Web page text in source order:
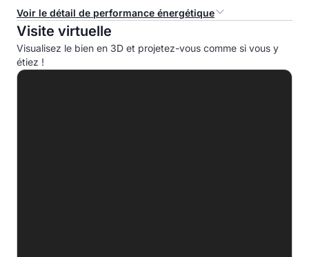
Voir le détail de performance énergétique
Consommation d'énergie primaire (CEP)
A
Visite virtuelle
Visualisez le bien en 3D et projetez-vous comme si vous y
étiez !